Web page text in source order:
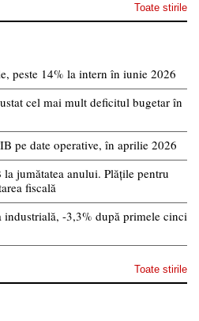
Toate stirile
peste 14% la intern în iunie 2026
cel mai mult deficitul bugetar în
pe date operative, în aprilie 2026
jumătatea anului. Plățile pentru
fiscală
industrială, -3,3% după primele cinci
Toate stirile